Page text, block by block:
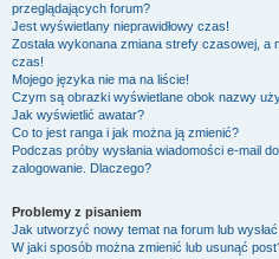
przeglądających forum?
Jest wyświetlany nieprawidłowy czas!
Została wykonana zmiana strefy czasowej, a
czas!
Mojego języka nie ma na liście!
Czym są obrazki wyświetlane obok nazwy
Jak wyświetlić awatar?
Co to jest ranga i jak można ją zmienić?
Podczas próby wysłania wiadomości e-mail
zalogowanie. Dlaczego?
Problemy z pisaniem
Jak utworzyć nowy temat na forum lub
W jaki sposób można zmienić lub usunąć